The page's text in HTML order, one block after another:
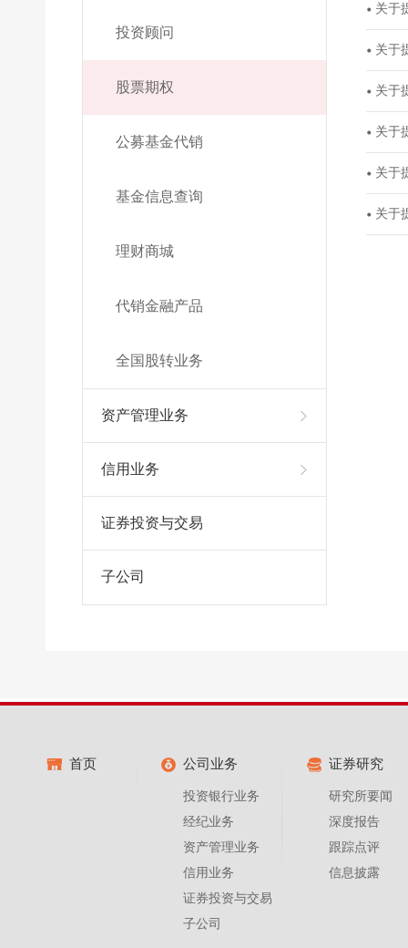
投资顾问
股票期权
公募基金代销
基金信息查询
理财商城
代销金融产品
全国股转业务
资产管理业务
信用业务
证券投资与交易
子公司
关于
关于
关于
关于
关于
关于
首页 公司业务
投资银行业务
经纪业务
资产管理业务
信用业务
证券投资与交易
子公司
证券研究
研究所要闻
深度报告
跟踪点评
信息披露